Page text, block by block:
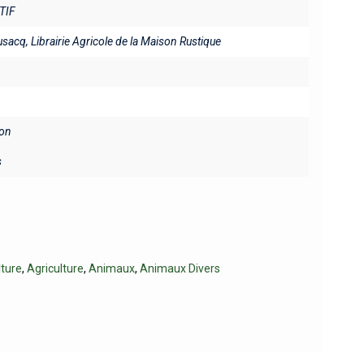
Librairie Agricole de la Maison Rustique
,Agriculture,Animaux,Animaux Divers